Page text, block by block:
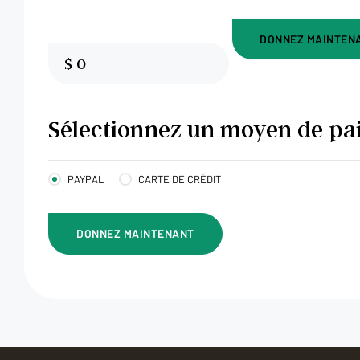
$ 0
DONNEZ
Sélectionnez un moyen de
PAYPAL CARTE DE CRÉDIT